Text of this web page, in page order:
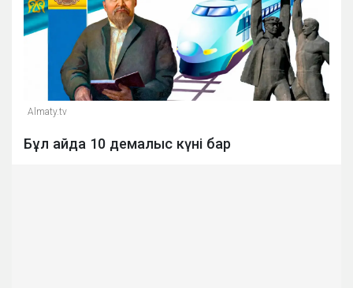
Almaty.tv
Бұл айда 10 демалыс күні бар